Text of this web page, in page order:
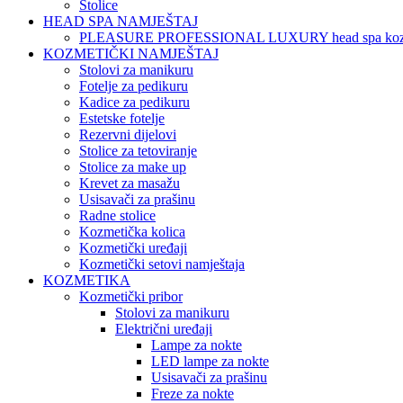
Stolice
HEAD SPA NAMJEŠTAJ
PLEASURE PROFESSIONAL LUXURY head spa
KOZMETIČKI NAMJEŠTAJ
Stolovi za manikuru
Fotelje za pedikuru
Kadice za pedikuru
Estetske fotelje
Rezervni dijelovi
Stolice za tetoviranje
Stolice za make up
Krevet za masažu
Usisavači za prašinu
Radne stolice
Kozmetička kolica
Kozmetički uređaji
Kozmetički setovi namještaja
KOZMETIKA
Kozmetički pribor
Stolovi za manikuru
Električni uređaji
Lampe za nokte
LED lampe za nokte
Usisavači za prašinu
Freze za nokte